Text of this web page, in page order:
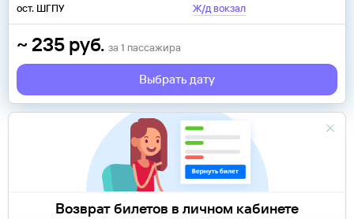
ост. ШГПУ
Ж/д вокзал
~ 235 руб. за 1 пассажира
Выбрать дату
Возврат билетов в личном кабинете